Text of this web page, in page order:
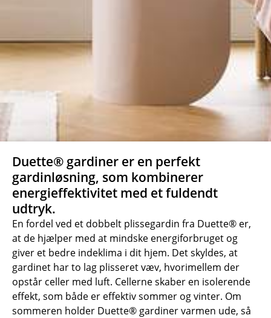
Duette® gardiner er en perfekt
gardinløsning, som kombinerer
energieffektivitet med et fuldendt
udtryk.
En fordel ved et dobbelt plissegardin fra Duette® er,
at de hjælper med at mindske energiforbruget og
giver et bedre indeklima i dit hjem. Det skyldes, at
gardinet har to lag plisseret væv, hvorimellem der
opstår celler med luft. Cellerne skaber en isolerende
effekt, som både er effektiv sommer og vinter. Om
sommeren holder Duette® gardiner varmen ude, så